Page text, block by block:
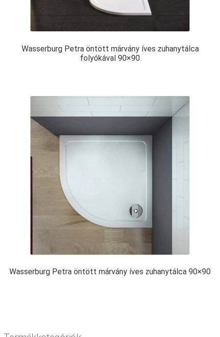
Wasserburg Petra öntött márvány íves zuhanytálca
folyókával 90×90
Wasserburg Petra öntött márvány íves zuhanytálca 90×90